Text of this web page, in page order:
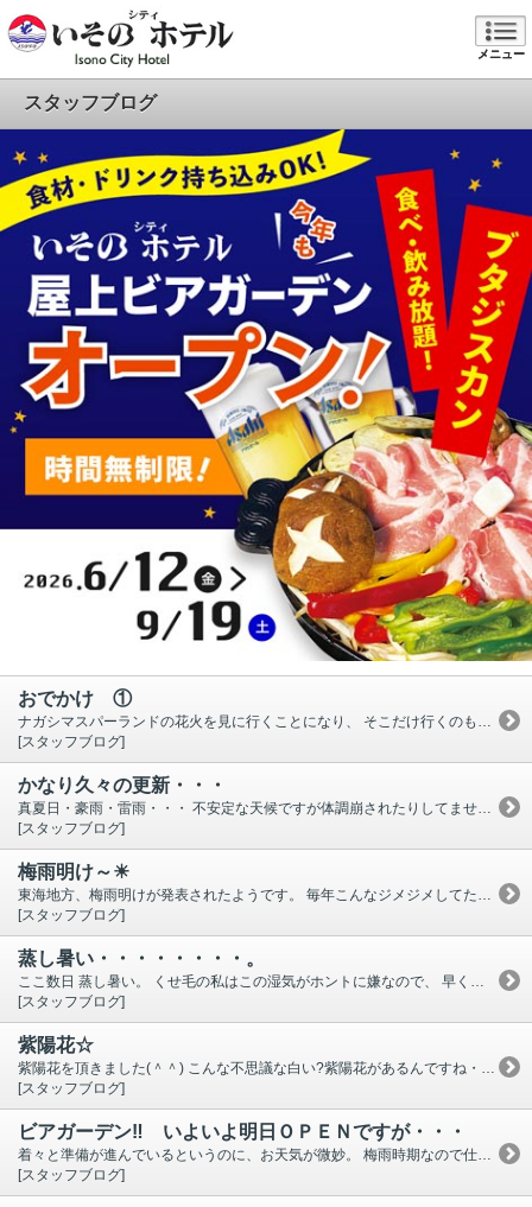
メニュー
スタッフブログ
おでかけ ①
ナガシマスパーランドの花火を見に行くことになり、 そこだけ行くのもなぁ～、ということで・・・ 数年ぶりに 愛知 お菓子の城 でクッキー作り体験をした後、 犬山城 城下町 に移動し ぶらぶらと散策。 で、夕方 ナガシマスパーランド へ。 急なお出掛けでしたが、昭和横丁 いい感じ♪ またのんびり散策したいなと思いました。 機会がありました是非お立ち寄りください。
[スタッフブログ]
かなり久々の更新・・・
真夏日・豪雨・雷雨・・・ 不安定な天候ですが体調崩されたりしてませんか？ 昨日、蒸し暑い中 花火大会に出掛けてきました。 打ちあがる反対側の河川敷で見たので遠目からですが、 それでも迫力満点☆ ・・・帰り際、雨がポツポツ。 今日もザーっと降ったり止んだり変な天気です。 とりあえず予定通り実行できて良かったですね♪
[スタッフブログ]
梅雨明け～☀
東海地方、梅雨明けが発表されたようです。 毎年こんなジメジメしてたかなと思っていたのに、 平年より１０日前後早いそうですよ。 いよいよビアガーデンが本格的に営業できそうで、 スタッフも安堵しております。 まだまだ間に合いますので、 是非、いそのホテル 屋上ビアガーデンへどうぞ！！
[スタッフブログ]
蒸し暑い・・・・・・・・。
ここ数日 蒸し暑い。 くせ毛の私はこの湿気がホントに嫌なので、 早くカラッと晴れたお天気になって欲しいですね。 (それはそれで暑くて嫌なんですが・・) さて、 ５月に引き続き、６月末またまた行ってきましたお笑いライブ☆ お隣?の磐田市まで。 今回の出演者は、 サンドウィッチマン・ロケット団・三四郎・平野ノラ・ にゃんこスター・サンシャイン池崎・狩野英孝・ アキラ１００％・ インスタントジョンソン・ラバーガール・卯月 狩野英孝は後半 ロックスターのライブ状態でしたが歌が上手♪ にゃんこスターのアンゴラ村長、客席降りてきた時に近くで見たけど、 実物はめちゃくちゃ可愛かったですよ♪ アキラ１００％は冷や冷や(笑) 初めて知った卯月も面白かった～ なにはともあれ今回も楽しかったです。
[スタッフブログ]
紫陽花☆
紫陽花を頂きました(＾＾) こんな不思議な白い?紫陽花があるんですね・・・ ここから色が付く訳ではなく、この色なんだそう。
[スタッフブログ]
ビアガーデン‼ いよいよ明日ＯＰＥＮですが・・・
着々と準備が進んでいるというのに、お天気が微妙。 梅雨時期なので仕方がないですね・・・。 ＯＰＥＮの明日6／１５(金)は降水確率８０％、 ６／１６(土)は８０％、６／１７(日)は２０％ 来週６／２１(木)５０％・・・ あらら・・・・・(-"-) 明日は、ＯＰＥＮできるのかどうか。。。 担当者が決め、フロントに連絡、ホームページにＵＰ、 という流れにはなっています。 梅雨が明け、早くビア日和が続くようになるといいですね。 ご予約絶賛受付中☆☆☆
[スタッフブログ]